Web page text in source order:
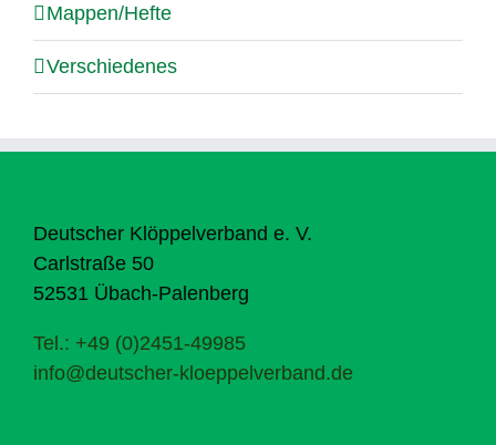
Mappen/Hefte
Verschiedenes
Deutscher Klöppelverband e. V.
Carlstraße 50
52531 Übach-Palenberg
Tel.: +49 (0)2451-49985
info@deutscher-kloeppelverband.de